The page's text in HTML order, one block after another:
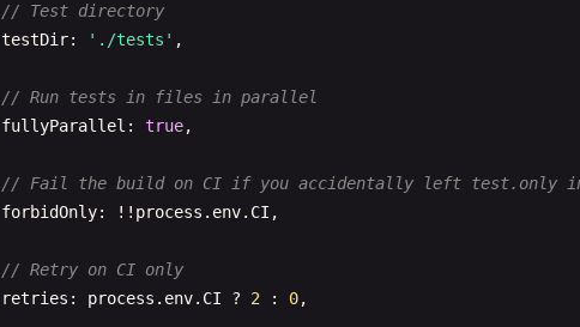
// Test directory
testDir: './tests' ,
// Run tests in files in parallel
fullyParallel : true,
// Fail the build on CI if you accidentally left test.only in
forbidOnly: !! process . env. CI ,
// Retry on CI only
retries : process . env. CI ? 2 : 0,